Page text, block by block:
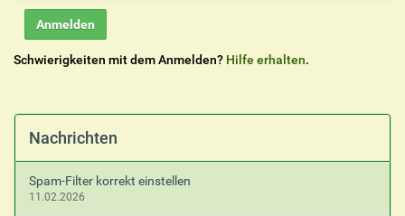
Schwierigkeiten mit dem Anmelden? Hilfe erhalten.
Nachrichten
Spam-Filter korrekt einstellen
11.02.2026